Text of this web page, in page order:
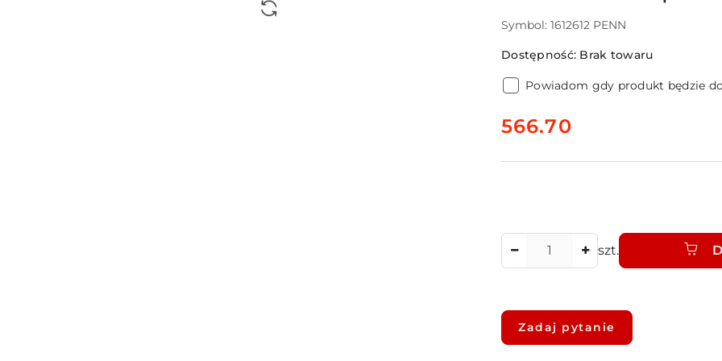
Symbol: 1612612 PENN
Dostępność: Brak towaru
Powiadom gdy produkt będzie
cena:
566.70
szt.
Dostępność
i
Zadaj pytanie